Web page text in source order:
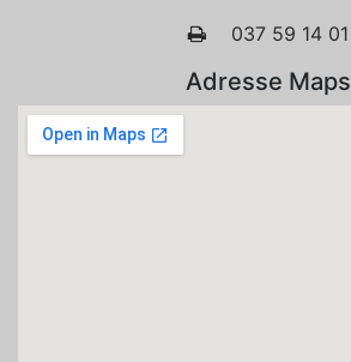
037 59 14 01
Adresse Maps